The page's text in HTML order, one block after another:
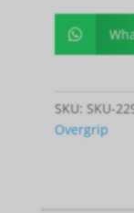

SKU: SKU-
Overgrip